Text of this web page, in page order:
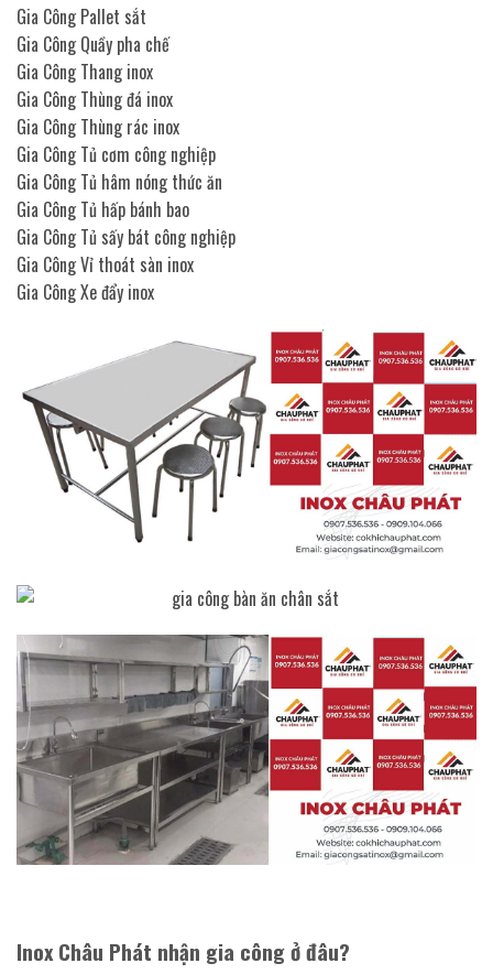
Gia Công Pallet sắt
Gia Công Quầy pha chế
Gia Công Thang inox
Gia Công Thùng đá inox
Gia Công Thùng rác inox
Gia Công Tủ cơm công nghiệp
Gia Công Tủ hâm nóng thức ăn
Gia Công Tủ hấp bánh bao
Gia Công Tủ sấy bát công nghiệp
Gia Công Vỉ thoát sàn inox
Gia Công Xe đẩy inox
Inox Châu Phát nhận gia công ở đâu?